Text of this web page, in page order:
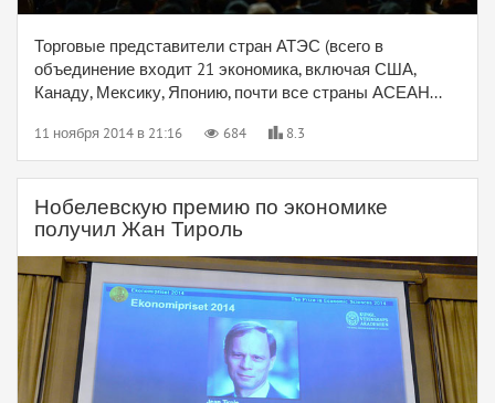
Торговые представители стран АТЭС (всего в
объединение входит 21 экономика, включая США,
Канаду, Мексику, Японию, почти все страны АСЕАН...
11 ноября 2014 в 21:16 684 8.3
Нобелевскую премию по экономике
получил Жан Тироль